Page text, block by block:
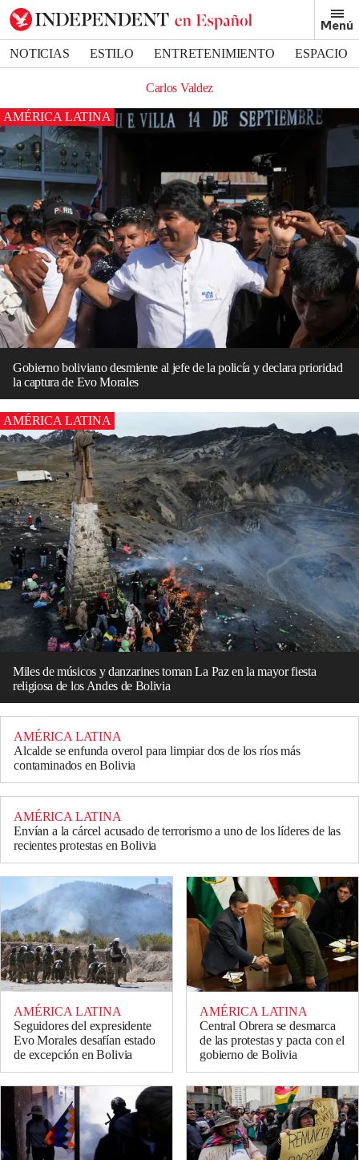
Menú
NOTICIAS ESTILO ENTRETENIMIENTO
ESPACIO
Carlos Valdez
AMÉRICA LATINA
Gobierno boliviano desmiente al jefe de la policía y declara prioridad
la captura de Evo Morales
AMÉRICA LATINA
Miles de músicos y danzarines toman La Paz en la mayor fiesta
religiosa de los Andes de Bolivia
AMÉRICA LATINA
Alcalde se enfunda overol para limpiar dos de los ríos más
contaminados en Bolivia
AMÉRICA LATINA
Envían a la cárcel acusado de terrorismo a uno de los líderes de las
recientes protestas en Bolivia
AMÉRICA LATINA
Seguidores del expresidente
Evo Morales desafían estado
de excepción en Bolivia
AMÉRICA LATINA
Central Obrera se desmarca
de las protestas y pacta con el
gobierno de Bolivia